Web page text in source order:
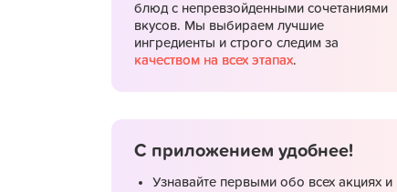
Самовывоз со скидкой
блюд с непревзойденными сочетаниями
вкусов. Мы выбираем лучшие
ингредиенты и строго следим за
качеством на всех этапах.
С приложением удобнее!
Узнавайте первыми обо всех акциях и